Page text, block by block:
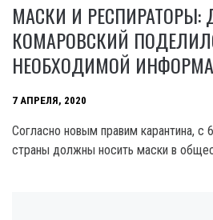
МАСКИ И РЕСПИРАТОРЫ:
КОМАРОВСКИЙ
НЕОБХОДИМОЙ
7 АПРЕЛЯ, 2020
Согласно новым правим карантина, с
страны должны носить маски в